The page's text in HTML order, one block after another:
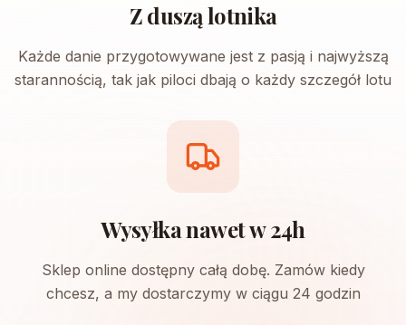
Z duszą lotnika
Każde danie przygotowywane jest z pasją i najwyższą
starannością, tak jak piloci dbają o każdy szczegół lotu
Wysyłka nawet w 24h
Sklep online dostępny całą dobę. Zamów kiedy
chcesz, a my dostarczymy w ciągu 24 godzin